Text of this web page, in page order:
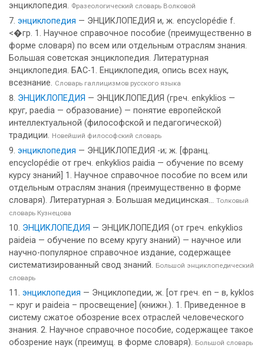
энциклопедия. Фразеологический словарь Волковой
энциклопедия — ЭНЦИКЛОПЕДИЯ и, ж. encyclopédie f.
<�гр. 1. Научное справочное пособие (преимущественно в
форме словаря) по всем или отдельным отраслям знания.
Большая советская энциклопедия. Литературная
энциклопедия. БАС-1. Енциклопедия, опись всех наук,
всезнание. Словарь галлицизмов русского языка
ЭНЦИКЛОПЕДИЯ — ЭНЦИКЛОПЕДИЯ (греч. enkyklios —
круг, paedia — образование) — понятие европейской
интеллектуальной (философской и педагогической)
традиции. Новейший философский словарь
энциклопедия — ЭНЦИКЛОПЕДИЯ -и; ж. [франц.
encyclopédie от греч. enkyklios paidia — обучение по всему
курсу знаний] 1. Научное справочное пособие по всем или
отдельным отраслям знания (преимущественно в форме
словаря). Литературная э. Большая медицинская... Толковый
словарь Кузнецова
ЭНЦИКЛОПЕДИЯ — ЭНЦИКЛОПЕДИЯ (от греч. enkyklios
paideia — обучение по всему кругу знаний) — научное или
научно-популярное справочное издание, содержащее
систематизированный свод знаний. Большой энциклопедический
словарь
энциклопедия — Энциклопедии, ж. [от греч. en – в, kyklos
– круг и paideia – просвещение] (книжн.). 1. Приведенное в
систему сжатое обозрение всех отраслей человеческого
знания. 2. Научное справочное пособие, содержащее такое
обозрение наук (преимущ. в форме словаря). Большой словарь